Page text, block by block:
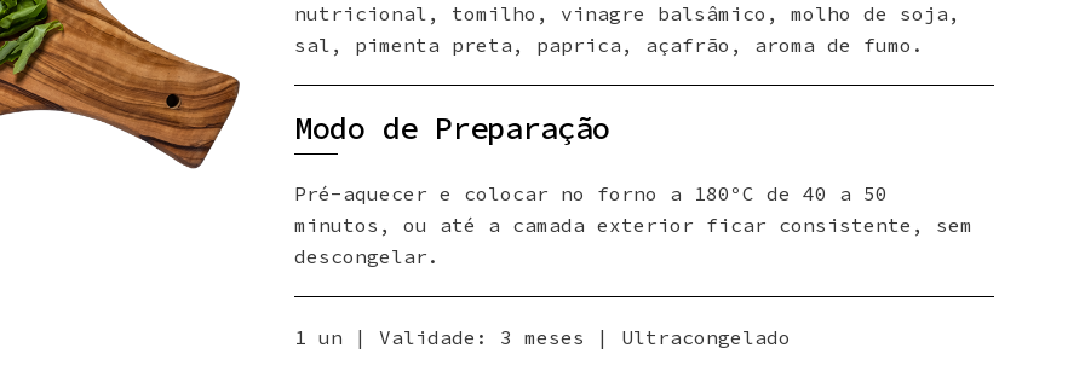
nutricional, tomilho, vinagre balsâmico, molho de soja,
sal, pimenta preta, paprica, açafrão, aroma de fumo.
Modo de Preparação
Pré-aquecer e colocar no forno a 180ºC de 40 a 50
minutos, ou até a camada exterior ficar consistente, sem
descongelar.
1 un | Validade: 3 meses | Ultracongelado